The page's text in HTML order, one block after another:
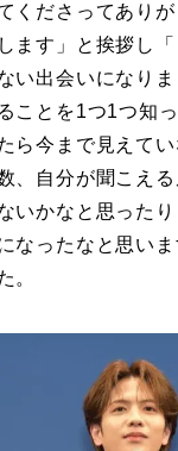
くださってありが
ます」と挨拶し
い出会いになり
ことを1つ1つ知
ら今まで見えて
、自分が聞こえ
いかなと思った
なったなと思い
。